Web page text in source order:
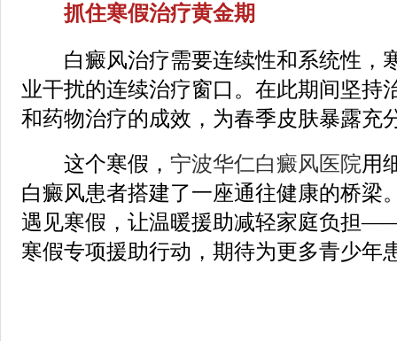
抓住寒假治疗黄金期
白癜风治疗需要连续性和系统性，
业干扰的连续治疗窗口。在此期间坚持
和药物治疗的成效，为春季皮肤暴露充
这个寒假， 宁波华仁白癜风医院用
白癜风患者搭建了一座通往健康的桥梁
遇见寒假，让温暖援助减轻家庭负担
寒假专项援助行动，期待为更多青少年